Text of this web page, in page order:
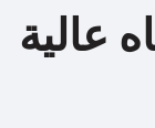
عالية